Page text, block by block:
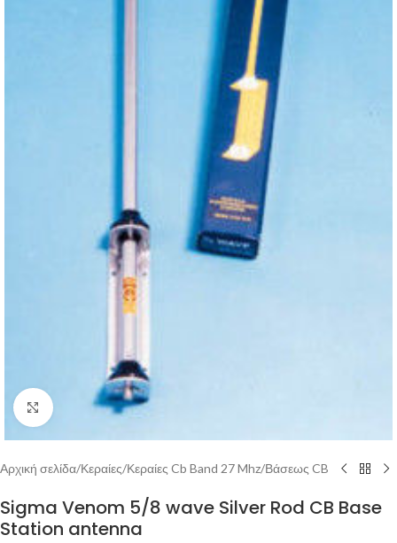
Μεγέθυνση
Αρχική σελίδα/Κεραίες/Κεραίες Cb Band 27 Mhz/Βάσεως CB
Sigma Venom 5/8 wave Silver Rod CB Base
Station antenna